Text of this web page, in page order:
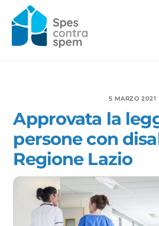
content
5 MARZO 2021
Approvata la
persone con
Regione Lazio